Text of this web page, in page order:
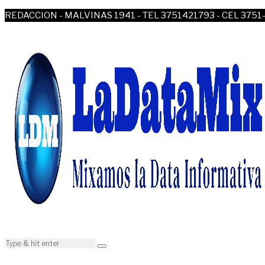
REDACCION - MALVINAS 1941 - TEL 3751421793 - CEL